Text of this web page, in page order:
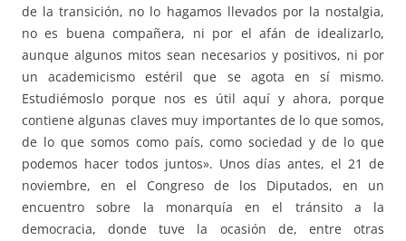
de la transición, no lo hagamos llevados por la nostalgia,
no es buena compañera, ni por el afán de idealizarlo,
aunque algunos mitos sean necesarios y positivos, ni por
un academicismo estéril que se agota en sí mismo.
Estudiémoslo porque nos es útil aquí y ahora, porque
contiene algunas claves muy importantes de lo que somos,
de lo que somos como país, como sociedad y de lo que
podemos hacer todos juntos». Unos días antes, el 21 de
noviembre, en el Congreso de los Diputados, en un
encuentro sobre la monarquía en el tránsito a la
democracia, donde tuve la ocasión de, entre otras